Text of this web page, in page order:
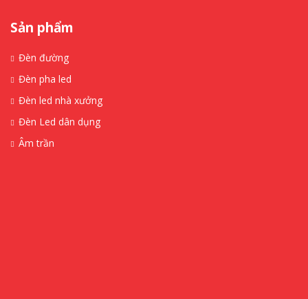
Sản phẩm
Đèn đường
Đèn pha led
Đèn led nhà xưởng
Đèn Led dân dụng
Âm trần